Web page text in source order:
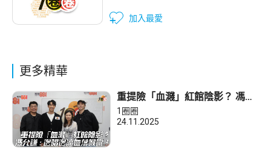
加入最愛
更多精華
重提險「血濺」紅館陰影？ 馮允
謙 : 邊唱邊滴血落喉嚨！
1圈圈
24.11.2025